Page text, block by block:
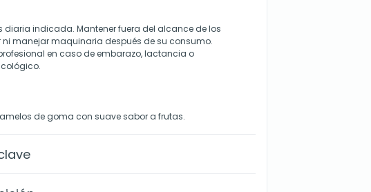
diaria indicada. Mantener fuera del alcance de los
ni manejar maquinaria después de su consumo.
en caso de embarazo, lactancia o
de goma con suave sabor a frutas.